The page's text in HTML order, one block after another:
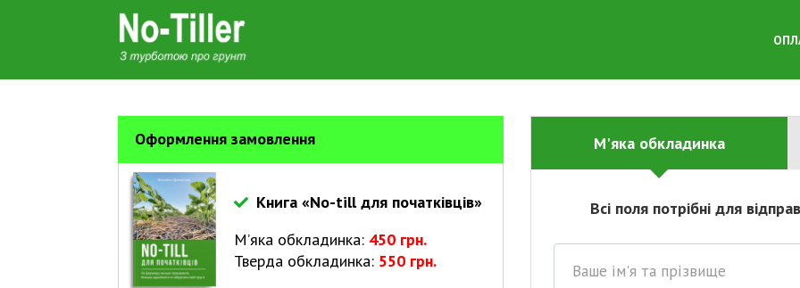
Оформлення замовлення
Книга «No-till для початківців»
М’яка обкладинка: 450 грн.
Тверда обкладинка: 550 грн.
М'яка обкладинка
Всі поля потрібні для